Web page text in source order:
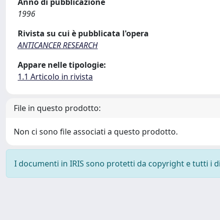
1996
Rivista su cui è pubblicata l'opera
ANTICANCER RESEARCH
Appare nelle tipologie:
1.1 Articolo in rivista
File in questo prodotto:
Non ci sono file associati a questo prodotto.
I documenti in IRIS sono protetti da copyright e tutti i